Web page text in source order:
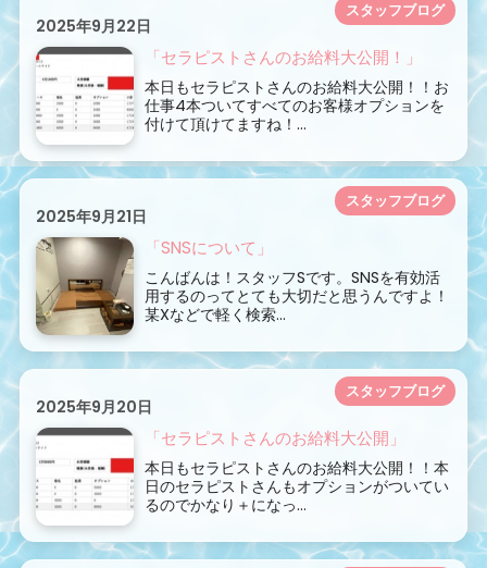
2025年9月22日
スタッフブログ
「セラピストさんのお給料大公開！」
本日もセラピストさんのお給料大公開！！お
仕事4本ついてすべてのお客様オプションを
付けて頂けてますね！...
2025年9月21日
スタッフブログ
「SNSについて」
こんばんは！スタッフSです。SNSを有効活
用するのってとても大切だと思うんですよ！
某Xなどで軽く検索...
2025年9月20日
スタッフブログ
「セラピストさんのお給料大公開」
本日もセラピストさんのお給料大公開！！本
日のセラピストさんもオプションがついてい
るのでかなり＋になっ...